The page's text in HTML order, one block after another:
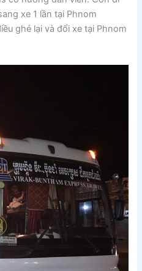
xe 1 lần tại Phnom
ghé lại và đổi xe tại Phnom